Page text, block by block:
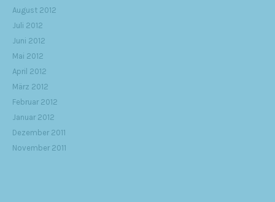
August 2012
Juli 2012
Juni 2012
Mai 2012
April 2012
März 2012
Februar 2012
Januar 2012
Dezember 2011
November 2011